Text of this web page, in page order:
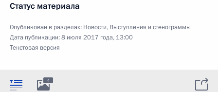
Статус материала
Опубликован в разделах: Новости, Выступления и стенограммы
Дата публикации:8 июля 2017 года, 13:00
Текстовая версия
4